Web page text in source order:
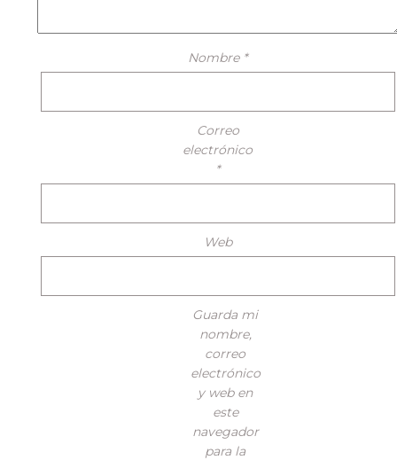
Nombre *
Correo
electrónico
*
Web
Guarda mi
nombre,
correo
electrónico
y web en
este
navegador
para la